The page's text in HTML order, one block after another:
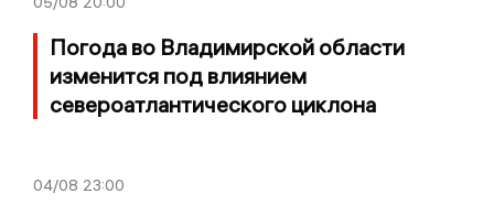
Погода во Владимирской области
изменится под влиянием
североатлантического циклона
04/08 23:00